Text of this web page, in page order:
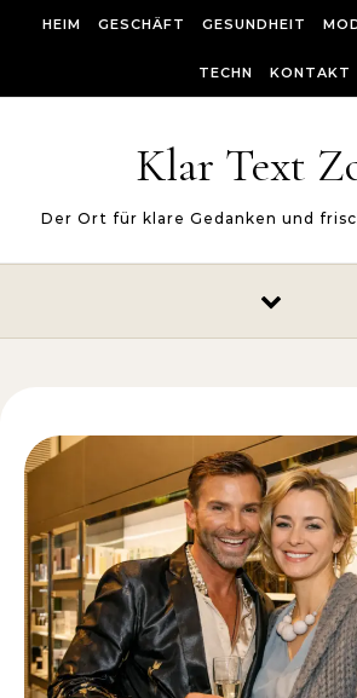
HEIM GESCHÄFT GESUNDHEIT
TECHN KONTAKT
Klar Text
Der Ort für klare Gedanken und